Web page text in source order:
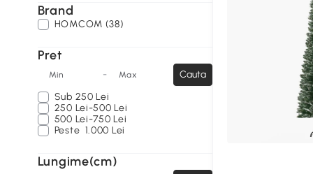
Brand
HOMCOM (38)
Pret
Min - Max
Cauta
Sub 250 Lei
250 Lei-500 Lei
500 Lei-750 Lei
Peste 1.000 Lei
Lungime(cm)